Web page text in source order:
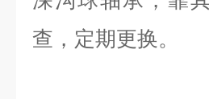
查，定期更换。